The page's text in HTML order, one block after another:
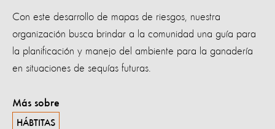
Con este desarrollo de mapas de riesgos, nuestra
organización busca brindar a la comunidad una guía para
la planificación y manejo del ambiente para la ganadería
en situaciones de sequías futuras.
Más sobre
HÁBTITAS